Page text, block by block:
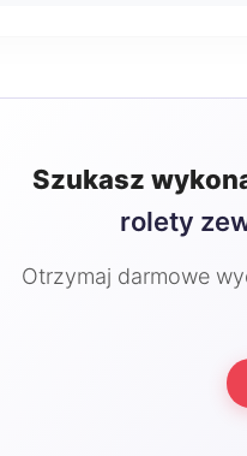
Szukasz
rolety
Otrzymaj darmowe